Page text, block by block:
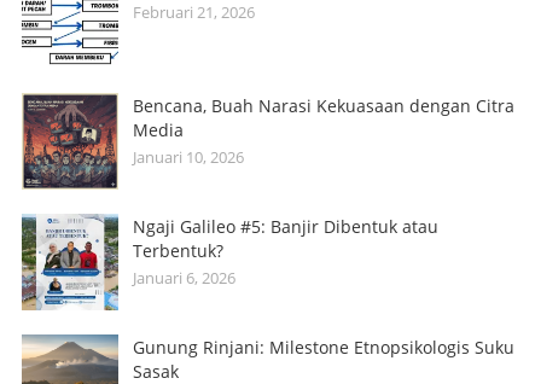
Februari 21, 2026
Bencana, Buah Narasi Kekuasaan dengan Citra
Media
Januari 10, 2026
Ngaji Galileo #5: Banjir Dibentuk atau
Terbentuk?
Januari 6, 2026
Gunung Rinjani: Milestone Etnopsikologis Suku
Sasak